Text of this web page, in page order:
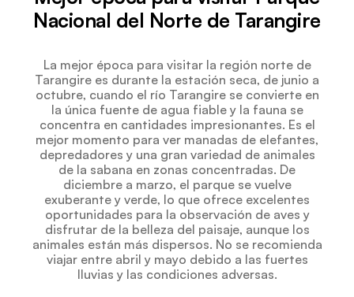
Nacional del Norte de Tarangire
La mejor época para visitar la región norte de
Tarangire es durante la estación seca, de junio a
octubre, cuando el río Tarangire se convierte en
la única fuente de agua fiable y la fauna se
concentra en cantidades impresionantes. Es el
mejor momento para ver manadas de elefantes,
depredadores y una gran variedad de animales
de la sabana en zonas concentradas. De
diciembre a marzo, el parque se vuelve
exuberante y verde, lo que ofrece excelentes
oportunidades para la observación de aves y
disfrutar de la belleza del paisaje, aunque los
animales están más dispersos. No se recomienda
viajar entre abril y mayo debido a las fuertes
lluvias y las condiciones adversas.